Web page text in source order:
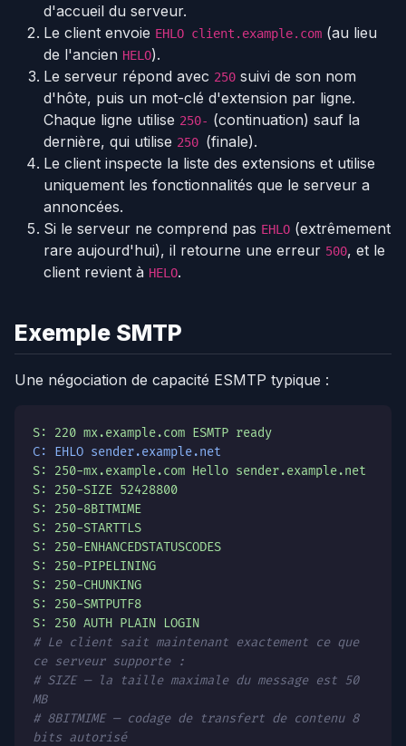
d'accueil du serveur.
Le client envoie EHLO client.example.com (au lieu
de l'ancien HELO).
Le serveur répond avec 250 suivi de son nom
d'hôte, puis un mot-clé d'extension par ligne.
Chaque ligne utilise 250- (continuation) sauf la
dernière, qui utilise 250 (finale).
Le client inspecte la liste des extensions et utilise
uniquement les fonctionnalités que le serveur a
annoncées.
Si le serveur ne comprend pas EHLO (extrêmement
rare aujourd'hui), il retourne une erreur 500, et le
client revient à HELO.
Exemple SMTP
Une négociation de capacité ESMTP typique :
S: 220 mx.example.com ESMTP ready
C: EHLO sender.example.net
S: 250-mx.example.com Hello sender.example.net
S: 250-SIZE 52428800
S: 250-8BITMIME
S: 250-STARTTLS
S: 250-ENHANCEDSTATUSCODES
S: 250-PIPELINING
S: 250-CHUNKING
S: 250-SMTPUTF8
S: 250 AUTH PLAIN LOGIN
# Le client sait maintenant exactement ce que
ce serveur supporte :
# SIZE — la taille maximale du message est 50
MB
# 8BITMIME — codage de transfert de contenu 8
bits autorisé